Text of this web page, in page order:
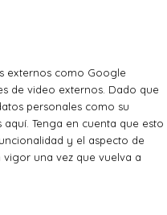
externos como Google
de video externos. Dado que
personales como su
Tenga en cuenta que esto
y el aspecto de
una vez que vuelva a